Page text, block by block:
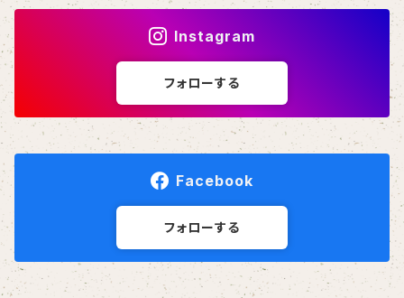
Instagram
フォローする
Facebook
フォローする